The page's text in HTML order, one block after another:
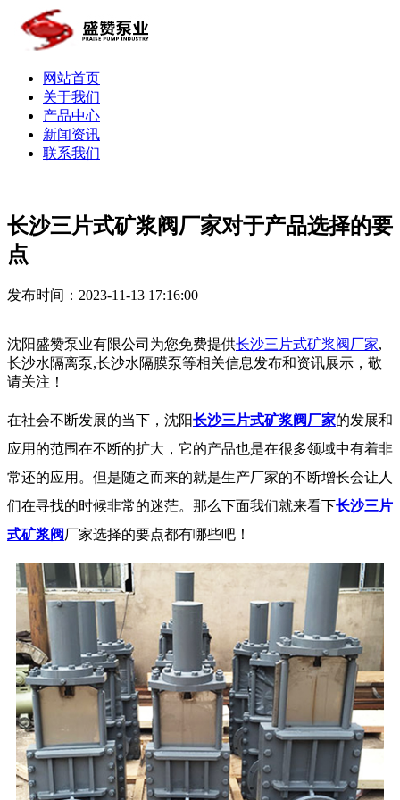
网站首页
关于我们
产品中心
新闻资讯
联系我们
长沙三片式矿浆阀厂家对于产品选择的要
点
发布时间：2023-11-13 17:16:00
沈阳盛赞泵业有限公司为您免费提供长沙三片式矿浆阀厂家,
长沙水隔离泵,长沙水隔膜泵等相关信息发布和资讯展示，敬
请关注！
在社会不断发展的当下，沈阳长沙三片式矿浆阀厂家的发展和
应用的范围在不断的扩大，它的产品也是在很多领域中有着非
常还的应用。但是随之而来的就是生产厂家的不断增长会让人
们在寻找的时候非常的迷茫。那么下面我们就来看下长沙三片
式矿浆阀厂家选择的要点都有哪些吧！